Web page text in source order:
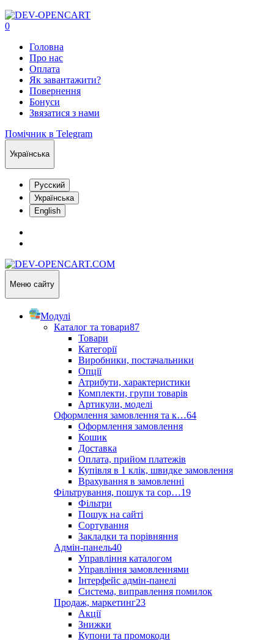
0
Головна
Про нас
Оплата
Як завантажити?
Повернення
Бонуси
Звязатися з нами
Помічник в Telegram
Українська
Русский
Українська
English
Меню сайту
Модулі
Каталог та товари87
Товари
Категорії
Виробники, постачальники
Опції
Атрибути, характеристики
Комплекти, групи товарів
Артикули, моделі
Оформлення замовлення та к…64
Оформлення замовлення
Кошик
Доставка
Оплата, прийом платежів
Купівля в 1 клік, швидке замовлення
Врахування в замовленні
Фільтрування, пошук та сор…19
Фільтри
Пошук на сайті
Сортування
Закладки та порівняння
Адмін-панель40
Управління каталогом
Управління замовленнями
Інтерфейс адмін-панелі
Система, виправлення помилок
Продаж, маркетинг23
Акції
Знижки
Купони та промокоди